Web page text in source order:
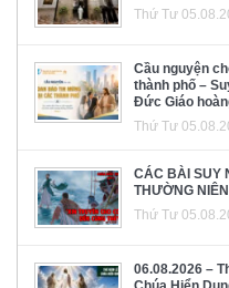
Thứ Tư
Cầu nguyện
thành phố –
Đức Giáo
Thứ Tư
CÁC BÀI SUY
THƯỜNG
Thứ Tư
06.08.2026 –